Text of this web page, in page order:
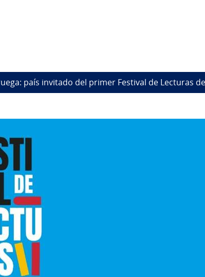
país invitado del primer Festival de Lecturas